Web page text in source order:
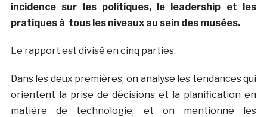
incidence sur les politiques, le leadership et les
pratiques à tous les niveaux au sein des musées.
Le rapport est divisé en cinq parties.
Dans les deux premières, on analyse les tendances qui
orientent la prise de décisions et la planification en
matière de technologie, et on mentionne les